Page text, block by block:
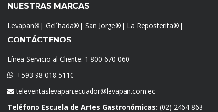
NUESTRAS MARCAS
Levapan® | Gel´hada® | San Jorge® | La Reposterita® |
CONTÁCTENOS
Línea Servicio al Cliente: 1 800 670 060
+593 98 018 5110
televentaslevapan.ecuador@levapan.com.ec
Teléfono Escuela de Artes Gastronómicas: (02) 2464 868